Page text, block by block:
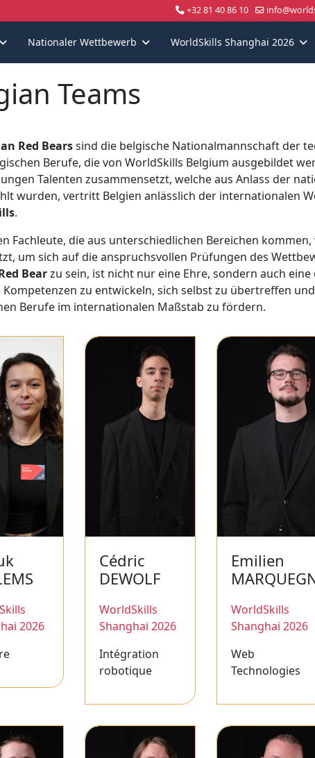
+32 81 40 86 10
Nationaler Wettbewerb WorldSkills Shanghai 2026
Teams
Red Bearssind die belgische Nationalmannschaft der
Berufe, die von WorldSkills Belgium ausgebildet
Talenten zusammensetzt, welche aus Anlass der
wurden, vertritt Belgien anlässlich der internationalen
.
Fachleute, die aus unterschiedlichen Bereichen
um sich auf die anspruchsvollen Prüfungen des
Bearzu sein, ist nicht nur eine Ehre, sondern auch
Kompetenzen zu entwickeln, sich selbst zu übertreffen
Berufe im internationalen Maßstab zu fördern.
2026
Cédric
DEWOLF
WorldSkills
Shanghai 2026
Intégration
robotique
Emilien
WorldSkills
Shanghai 2026
Web
Technologies